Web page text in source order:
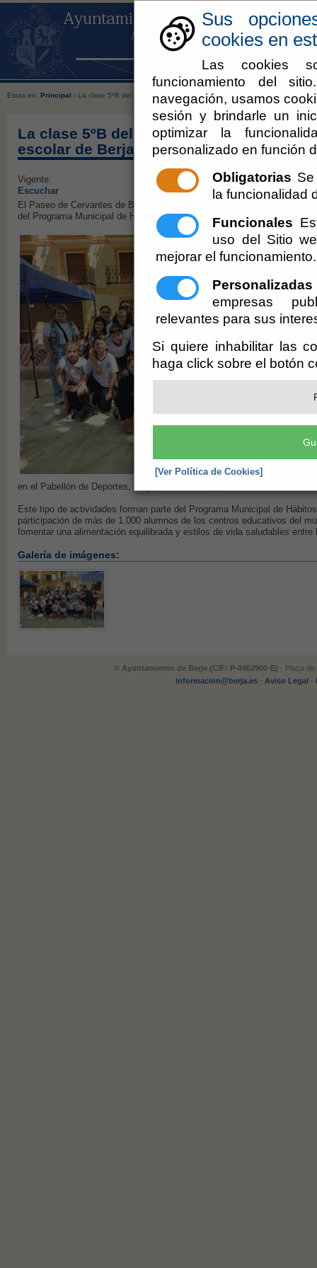
Sus
cookies en
Las cookies
funcionamiento del
navegación, usamos
sesión y brindarle un
optimizar la
personalizado en función
Obligatorias
la funcionalidad
Funcionales
uso del Sitio
mejorar el funcionamiento.
Personalizadas
empresas
relevantes para sus
Si quiere inhabilitar las
haga click sobre el botón
[Ver Política de Cookies]
Estas en: Principal › La clase 5ºB del Colegio Nuestra Señora de Gádor, ganadora del
La clase 5ºB del Colegio Nuestra
escolar de Berja 2026
Vigente.
Escuchar
El Paseo de Cervantes de Berja ha sido escenario este miércoles de
del Programa Municipal de Hábitos Saludables.
en el Pabellón de Deportes, dirigida a los más pequeños.
Este tipo de actividades forman parte del Programa Municipal de
participación de más de 1.000 alumnos de los centros educativos del
fomentar una alimentación equilibrada y estilos de vida saludables entre
Galería de imágenes:
© Ayuntamiento de Berja (CIF: P-0402900-E) - Plaza
informacion@berja.es - Aviso Legal -